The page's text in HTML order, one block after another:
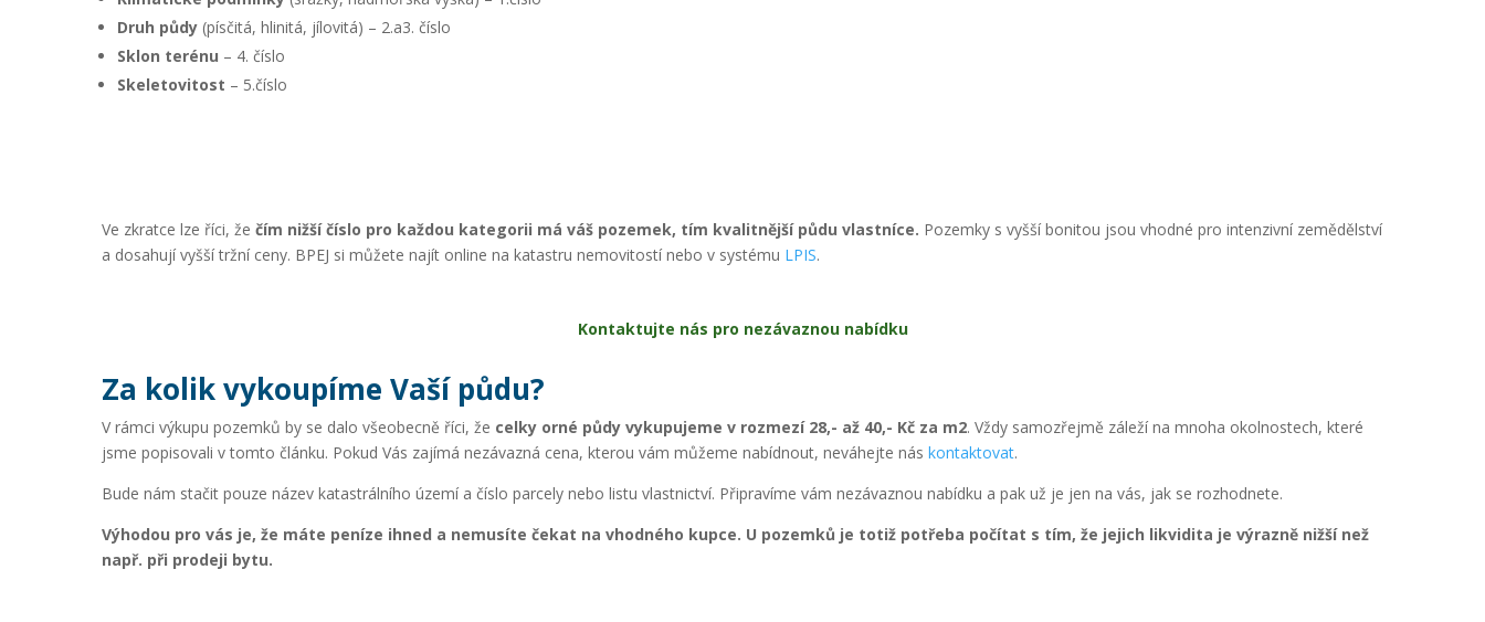
Druh půdy (písčitá, hlinitá, jílovitá) – 2.a3. číslo
Sklon terénu – 4. číslo
Skeletovitost – 5.číslo
Ve zkratce lze říci, že čím nižší číslo pro každou kategorii má váš pozemek, tím kvalitnější půdu vlastníce. Pozemky s vyšší bonitou jsou vhodné pro intenzivní zemědělství
a dosahují vyšší tržní ceny. BPEJ si můžete najít online na katastru nemovitostí nebo v systému LPIS.
Kontaktujte nás pro nezávaznou nabídku
Za kolik vykoupíme Vaší půdu?
V rámci výkupu pozemků by se dalo všeobecně říci, že celky orné půdy vykupujeme v rozmezí 28,- až 40,- Kč za m2. Vždy samozřejmě záleží na mnoha okolnostech, které
jsme popisovali v tomto článku. Pokud Vás zajímá nezávazná cena, kterou vám můžeme nabídnout, neváhejte nás kontaktovat.
Bude nám stačit pouze název katastrálního území a číslo parcely nebo listu vlastnictví. Připravíme vám nezávaznou nabídku a pak už je jen na vás, jak se rozhodnete.
Výhodou pro vás je, že máte peníze ihned a nemusíte čekat na vhodného kupce. U pozemků je totiž potřeba počítat s tím, že jejich likvidita je výrazně nižší než
např. při prodeji bytu.